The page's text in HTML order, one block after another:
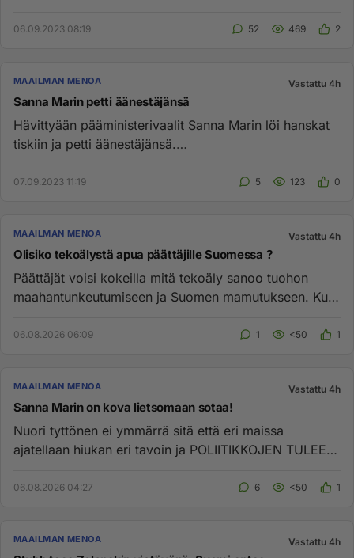
06.09.2023 08:19 52 469 2
MAAILMAN MENOA Vastattu 4h
Sanna Marin petti äänestäjänsä
Hävittyään pääministerivaalit Sanna Marin löi hanskat
tiskiin ja petti äänestäjänsä.
07.09.2023 11:19 5 123 0
MAAILMAN MENOA Vastattu 4h
Olisiko tekoälystä apua päättäjille Suomessa ?
Päättäjät voisi kokeilla mitä tekoäly sanoo tuohon
maahantunkeutumiseen ja Suomen mamutukseen. Kun
06.08.2026 06:09 1 <50 1
MAAILMAN MENOA Vastattu 4h
Sanna Marin on kova lietsomaan sotaa!
Nuori tyttönen ei ymmärrä sitä että eri maissa
ajatellaan hiukan eri tavoin ja POLIITIKKOJEN TULEE
06.08.2026 04:27 6 <50 1
MAAILMAN MENOA Vastattu 4h